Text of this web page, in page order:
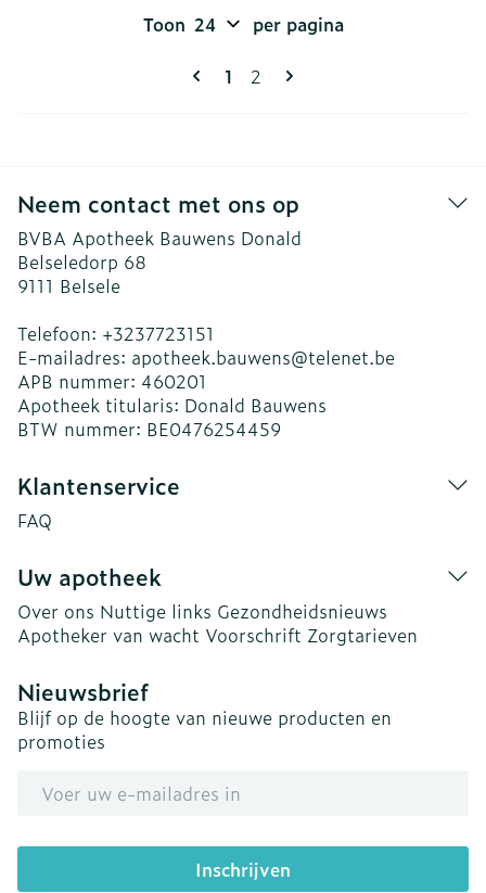
Pagina's
U lees momenteel pagina
1 Pagina
2
Toon per pagina
Neem contact met ons op
BVBA Apotheek Bauwens Donald
Belseledorp 68
9111 Belsele
Telefoon: +3237723151
E-mailadres: apotheek.bauwens@telenet.be
APB nummer: 460201
Apotheek titularis: Donald Bauwens
BTW nummer: BE0476254459
Klantenservice
FAQ
Uw apotheek
Over ons Nuttige links Gezondheidsnieuws
Apotheker van wacht Voorschrift Zorgtarieven
Nieuwsbrief
Blijf op de hoogte van nieuwe producten en
promoties
Inschrijven